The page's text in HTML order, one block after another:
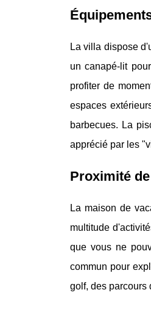
La villa dispose
un canapé-lit
profiter de
espaces
barbecues. La
apprécié par les
Proximité
La maison de
multitude
que vous ne
commun pour
golf, des parcours